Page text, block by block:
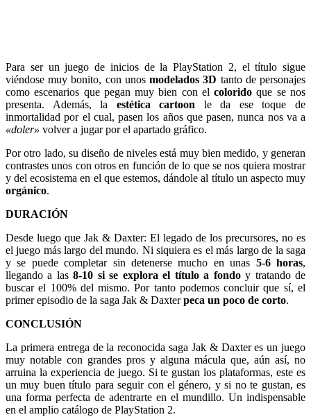
Para ser un juego de inicios de la PlayStation 2, el título sigue
viéndose muy bonito, con unosmodelados 3D tanto de personajes
como escenarios que pegan muy bien con elcolorido que se nos
presenta. Además, la estética cartoon le da ese toque de
inmortalidad por el cual, pasen los años que pasen, nunca nos va a
«doler» volver a jugar por el apartado gráfico.
Por otro lado, su diseño de niveles está muy bien medido, y generan
contrastes unos con otros en función de lo que se nos quiera mostrar
y del ecosistema en el que estemos, dándole al título un aspecto muy
orgánico.
DURACIÓN
Desde luego que Jak & Daxter: El legado de los precursores, no es
el juego más largo del mundo. Ni siquiera es el más largo de la saga
y se puede completar sin detenerse mucho en unas 5-6 horas,
llegando a las8-10 si se explora el título a fondoy tratando de
buscar el 100% del mismo. Por tanto podemos concluir que sí, el
primer episodio de la saga Jak & Daxterpeca un poco de corto.
CONCLUSIÓN
La primera entrega de la reconocida saga Jak & Daxter es un juego
muy notable con grandes pros y alguna mácula que, aún así, no
arruina la experiencia de juego. Si te gustan los plataformas, este es
un muy buen título para seguir con el género, y si no te gustan, es
una forma perfecta de adentrarte en el mundillo. Un indispensable
en el amplio catálogo de PlayStation 2.